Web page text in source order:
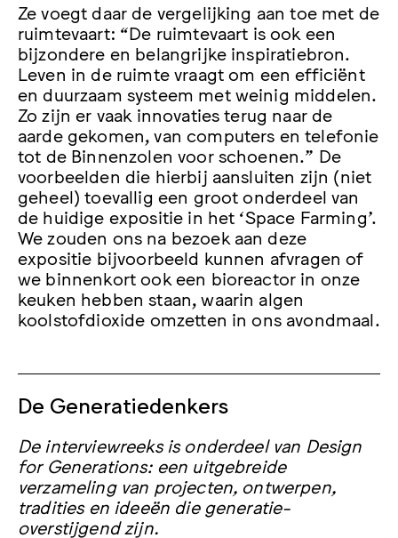
Ze voegt daar de vergelijking aan toe met de
ruimtevaart: “De ruimtevaart is ook een
bijzondere en belangrijke inspiratiebron.
Leven in de ruimte vraagt om een efficiënt
en duurzaam systeem met weinig middelen.
Zo zijn er vaak innovaties terug naar de
aarde gekomen, van computers en telefonie
tot de Binnenzolen voor schoenen.” De
voorbeelden die hierbij aansluiten zijn (niet
geheel) toevallig een groot onderdeel van
de huidige expositie in het ‘Space Farming’.
We zouden ons na bezoek aan deze
expositie bijvoorbeeld kunnen afvragen of
we binnenkort ook een bioreactor in onze
keuken hebben staan, waarin algen
koolstofdioxide omzetten in ons avondmaal.
De Generatiedenkers
De interviewreeks is onderdeel van Design
for Generations: een uitgebreide
verzameling van projecten, ontwerpen,
tradities en ideeën die generatie-
overstijgend zijn.